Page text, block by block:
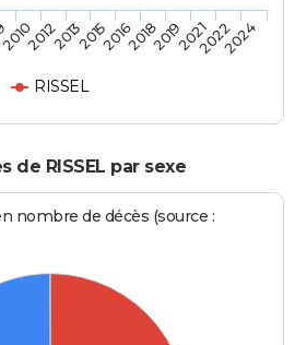
RISSEL
2010201220132015201620182019202120222024
de RISSEL par sexe
nombre de décès (source :